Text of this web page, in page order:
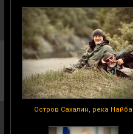
Остров Сахалин, река Найба